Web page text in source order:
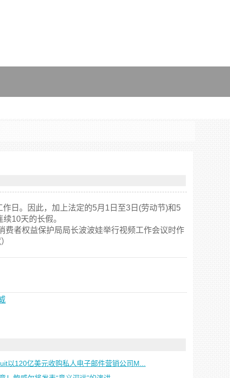
日。因此，加上法定的5月1日至3日(劳动节)和5
10天的长假。
者权益保护局局长波波娃举行视频工作会议时作
以120亿美元收购私人电子邮件营销公司M...